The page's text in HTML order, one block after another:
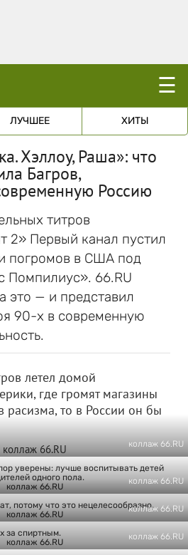
☰
ЛУЧШЕЕ ХИТЫ
Хэллоу, Раша»: что
Багров,
Россию
титров
2» Первый канал пустил
погромов в США под
Помпилиус». 66.RU
это — и представил
90-х в современную
летел домой
где громят магазины
расизма, то в России он бы
коллаж 66.RU
уверены: лучше воспитывать детей
одного пола.
коллаж 66.RU
потому что это нецелесообразно.коллаж 66.RU
за спиртным. коллаж 66.RU